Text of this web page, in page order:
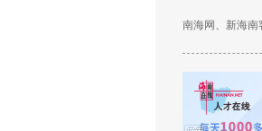
南海网、新海南